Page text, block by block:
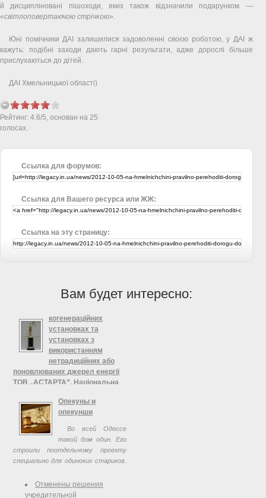
й дисципліновані пішоходи, яких також відзначили подарунком —
«світлоповертаючою стрічкою».
Юні помічники ДАІ залишилися задоволенні своєю роботою, у ДАІ ж
кажуть: подібні заходи дають гарні результати, адже дорослі більше
прислухаються до дітей.
ДАІ Хмельницької області)
Рейтинг: 4.6/5, основан на 25
голосах.
Ссылка для форумов:
Ссылка для Вашего ресурса или ЖЖ:
Ссылка на эту страницу:
Вам будет интересно:
когенераційних
установках та
установках з
використанням
нетрадиційних або
поновлюваних джерел енергії
ТОВ „АСТАРТА”, Національна
регулювання у сфері
енергетики
Про видачу ліцензії на
виробництво теплової енергії на
теплоелектроцентралях,
когенераційних установках та
нетрадиційних або поновлюваних
джерел енергії ТОВ „АСТАРТА"
Опекуны и
опекунши
Во всей Одессе
такой дом один. Его
строили поотдельному проекту
специально для одиноких стариков.
станции Большого Фонтана.
Морской воздух, тишина, много
Отменены решения
учредительной